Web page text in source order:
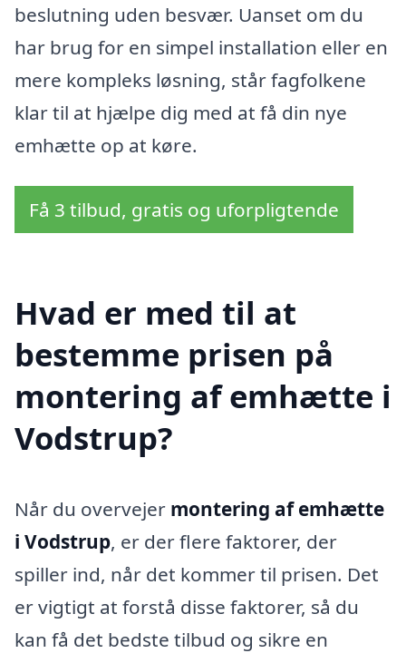
beslutning uden besvær. Uanset om du
har brug for en simpel installation eller en
mere kompleks løsning, står fagfolkene
klar til at hjælpe dig med at få din nye
emhætte op at køre.
Få 3 tilbud, gratis og uforpligtende
Hvad er med til at
bestemme prisen på
montering af emhætte i
Vodstrup?
Når du overvejer montering af emhætte
i Vodstrup, er der flere faktorer, der
spiller ind, når det kommer til prisen. Det
er vigtigt at forstå disse faktorer, så du
kan få det bedste tilbud og sikre en